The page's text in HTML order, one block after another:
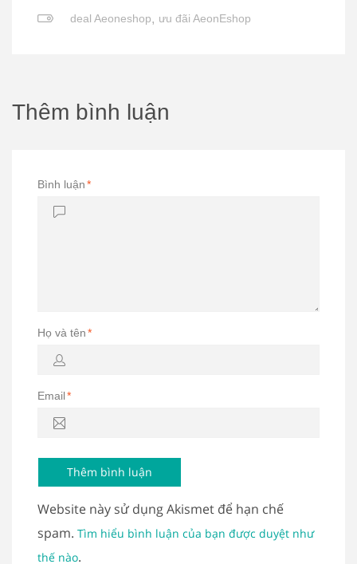
deal Aeoneshop, ưu đãi AeonEshop
Thêm bình luận
Bình luận*
Họ và tên*
Email*
Website này sử dụng Akismet để hạn chế
spam. Tìm hiểu bình luận của bạn được duyệt như
thế nào.